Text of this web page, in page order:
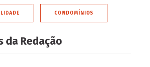
CONDOMÍNIOS
da Redação